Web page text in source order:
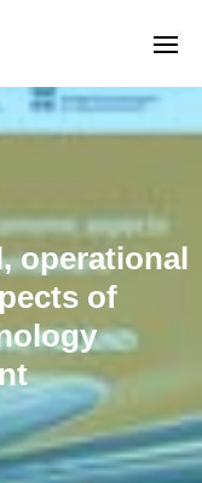
operational
of